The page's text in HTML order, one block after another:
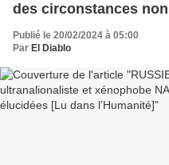
des circonstances
l’Humanité]
Publié le 20/02/2024 à 05:00
Par El Diablo